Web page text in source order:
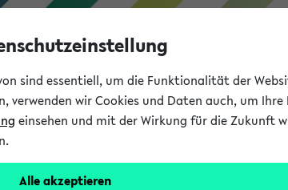
sind essentiell, um die Funktionalität der
verwenden wir Cookies und Daten auch, um
einsehen und mit der Wirkung für die Zukunft
Alle akzeptieren